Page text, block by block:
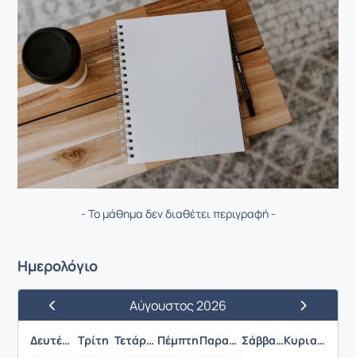
- Το μάθημα δεν διαθέτει περιγραφή -
Ημερολόγιο
Προηγούμενος ΜήναςΑύγουστος 2026
Επόμενος
Δευτέρα Τρίτη Τετάρτη Πέμπτη Παρασκευή Σάββατο Κυριακή